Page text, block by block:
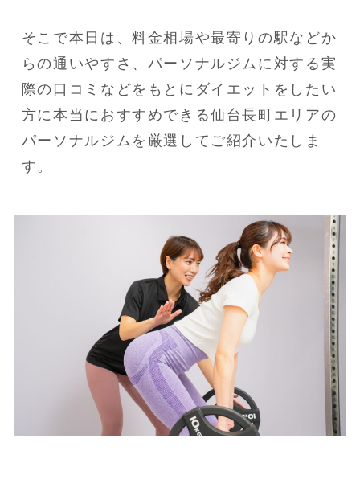
そこで本日は、料金相場や最寄りの駅などか
らの通いやすさ、パーソナルジムに対する実
際の口コミなどをもとにダイエットをしたい
方に本当におすすめできる仙台長町エリアの
パーソナルジムを厳選してご紹介いたしま
す。